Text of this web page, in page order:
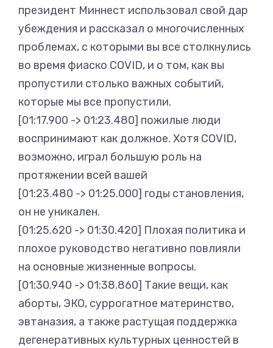
президент Миннест использовал свой дар
убеждения и рассказал о многочисленных
проблемах, с которыми вы все столкнулись
во время фиаско COVID, и о том, как вы
пропустили столько важных событий,
которые мы все пропустили.
[01:17.900 -> 01:23.480] пожилые люди
воспринимают как должное. Хотя COVID,
возможно, играл большую роль на
протяжении всей вашей
[01:23.480 -> 01:25.000] годы становления,
он не уникален.
[01:25.620 -> 01:30.420] Плохая политика и
плохое руководство негативно повлияли
на основные жизненные вопросы.
[01:30.940 -> 01:38.860] Такие вещи, как
аборты, ЭКО, суррогатное материнство,
эвтаназия, а также растущая поддержка
дегенеративных культурных ценностей в